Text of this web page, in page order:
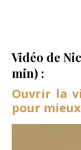
Vidéo de
min) :
Ouvrir la
pour